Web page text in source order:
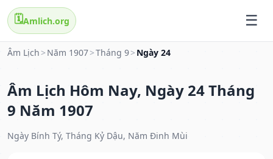
🗓️Amlich.org
Âm Lịch > Năm 1907>Tháng 9> Ngày 24
Âm Lịch Hôm Nay, Ngày 24 Tháng
9 Năm 1907
Ngày Bính Tý, Tháng Kỷ Dậu, Năm Đinh Mùi